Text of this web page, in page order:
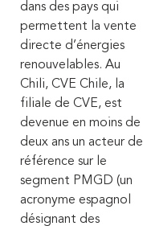
dans des pays qui
permettent la vente
directe d’énergies
renouvelables. Au
Chili, CVE Chile, la
filiale de CVE, est
devenue en moins de
deux ans un acteur de
référence sur le
segment PMGD (un
acronyme espagnol
désignant des